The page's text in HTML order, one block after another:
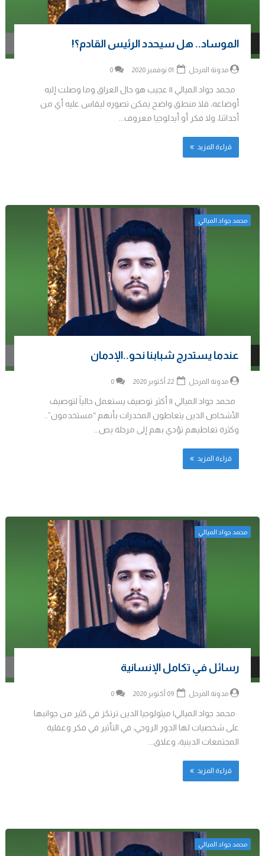
الموساد.. هل سيحدد الرئيس القادم؟!
مدونة المرجل 0
محمد جواد الميالي || عجيب هو حال العراق وما وصلت إليه
أوضاعه، فلا منطق واضح يمكن تصوره ليقاس عليه أي من
أحداثنا، ولا فكر أو أيدلوجيا معروف...
قراءة المزيد
محمد جواد الميالي
عندما يستدرج شبابنا نحو..الإدمان
مدونة المرجل 0
محمد جواد الميالي || أكثر توصيف يستعمل حالياً لتوصيف
الأشخاص الذين يتعاطون المخدرات بأنهم “مستخدمون”..
وكثرة تعاطيهم تؤدي بهم إلى مرحلة يص...
قراءة المزيد
محمد جواد الميالي
رسائل في تكامل الإنسانية
مدونة المرجل 0
محمد جواد الميالي| ميثولوجيا الدين ترتكز في كثير من جوانبها
على شخصيات لها الدور الروحي، في التأثير في فكر وعقلية
المجتمعات الدينية، وعلاق...
قراءة المزيد
محمد جواد الميالي